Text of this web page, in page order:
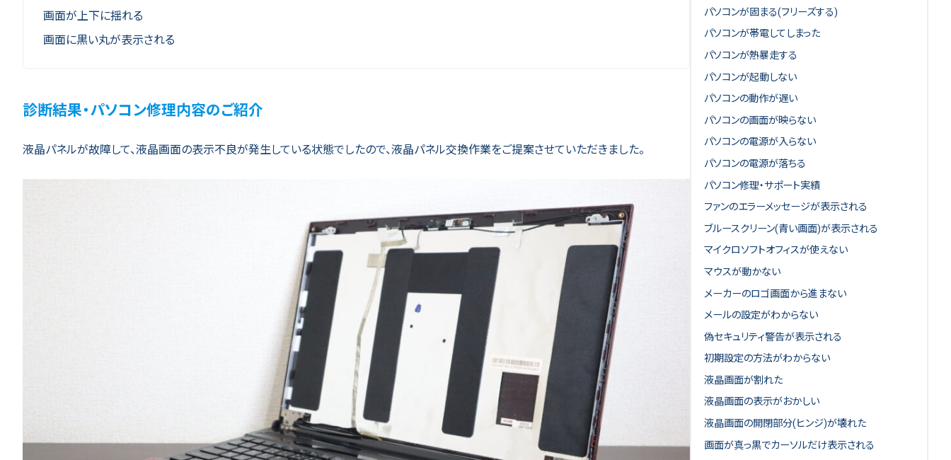
画面が上下に揺れる
画面に黒い丸が表示される
診断結果・パソコン修理内容のご紹介
液晶パネルが故障して、液晶画面の表示不良が発生している状態でしたので、液晶パネル交換作業をご提案させていただきました。
パソコンが固まる(フリーズする)
パソコンが帯電してしまった
パソコンが熱暴走する
パソコンが起動しない
パソコンの動作が遅い
パソコンの画面が映らない
パソコンの電源が入らない
パソコンの電源が落ちる
パソコン修理・サポート実績
ファンのエラーメッセージが表示される
ブルースクリーン(青い画面)が表示される
マイクロソフトオフィスが使えない
マウスが動かない
メーカーのロゴ画面から進まない
メールの設定がわからない
偽セキュリティ警告が表示される
初期設定の方法がわからない
液晶画面が割れた
液晶画面の表示がおかしい
液晶画面の開閉部分(ヒンジ)が壊れた
画面が真っ黒でカーソルだけ表示される